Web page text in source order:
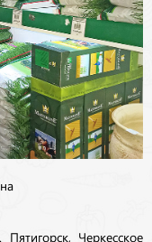
Черкесское